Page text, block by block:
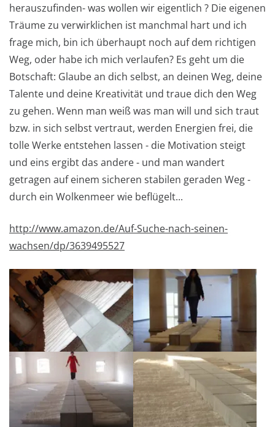
herauszufinden- was wollen wir eigentlich ? Die eigenen
Träume zu verwirklichen ist manchmal hart und ich
frage mich, bin ich überhaupt noch auf dem richtigen
Weg, oder habe ich mich verlaufen? Es geht um die
Botschaft: Glaube an dich selbst, an deinen Weg, deine
Talente und deine Kreativität und traue dich den Weg
zu gehen. Wenn man weiß was man will und sich traut
bzw. in sich selbst vertraut, werden Energien frei, die
tolle Werke entstehen lassen - die Motivation steigt
und eins ergibt das andere - und man wandert
getragen auf einem sicheren stabilen geraden Weg -
durch ein Wolkenmeer wie beflügelt...
http://www.amazon.de/Auf-Suche-nach-seinen-
wachsen/dp/3639495527